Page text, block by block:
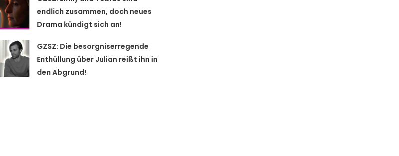
endlich zusammen, doch neues
Drama kündigt sich an!
GZSZ: Die besorgniserregende
Enthüllung über Julian reißt ihn in
den Abgrund!